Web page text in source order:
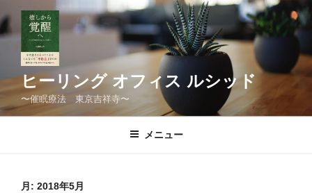
ン
テ
へ
ス
ヒーリング オフィス ルシッド
〜催眠療法 東京吉祥寺〜
メニュー
月: 2018年5月